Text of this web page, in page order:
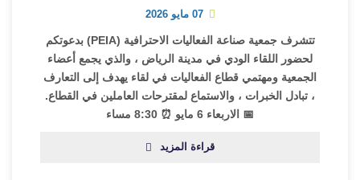
07 مايو 2026
تتشرف جمعية صناعة الفعاليات الاحترافية (PEIA) بدعوتكم
لحضور اللقاء الودي في مدينة الرياض ، والذي يجمع أعضاء
الجمعية ومهتمي قطاع الفعاليات في لقاء يهدف إلى التعارف
، تبادل الخبرات ، والاستماع لمقترحات العاملين في القطاع.
📅 الاربعاء 6 مايو ⏰ 8:30 مساء
قراءة المزيد